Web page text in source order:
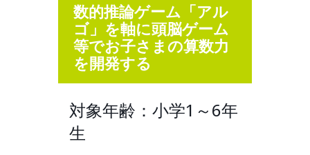
数的推論ゲーム「アル
ゴ」を軸に頭脳ゲーム
等でお子さまの算数力
を開発する
対象年齢：小学1～6年
生